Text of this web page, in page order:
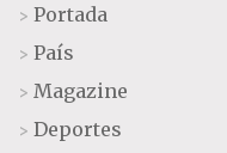
> Portada
> País
> Magazine
> Deportes